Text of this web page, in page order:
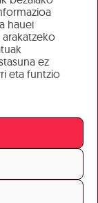
hauei
ez
eta funtzio